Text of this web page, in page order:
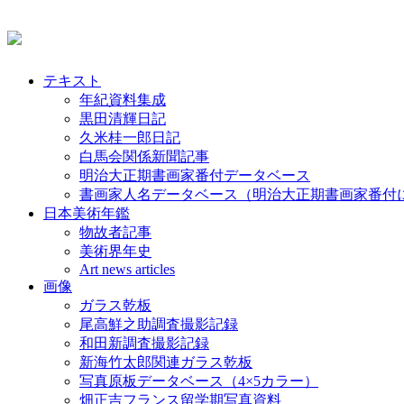
テキスト
年紀資料集成
黒田清輝日記
久米桂一郎日記
白馬会関係新聞記事
明治大正期書画家番付データベース
書画家人名データベース（明治大正期書画家番付
日本美術年鑑
物故者記事
美術界年史
Art news articles
画像
ガラス乾板
尾高鮮之助調査撮影記録
和田新調査撮影記録
新海竹太郎関連ガラス乾板
写真原板データベース（4×5カラー）
畑正吉フランス留学期写真資料